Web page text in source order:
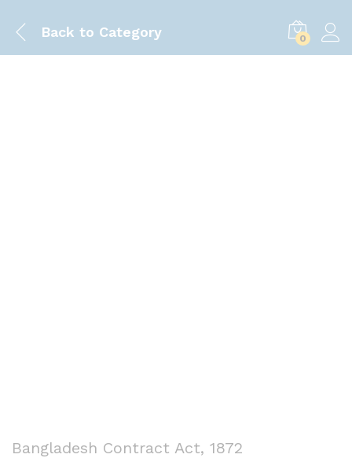
Back to Category 0
Bangladesh Contract Act, 1872